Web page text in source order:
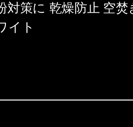
策に 乾燥防止 空焚
イト